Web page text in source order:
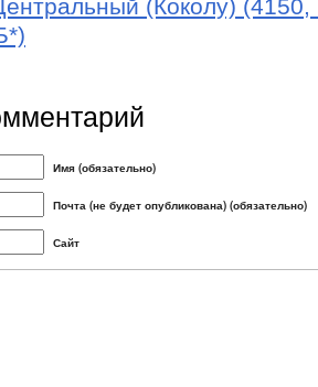
(Коколу)
Имя (обязательно)
Почта (не будет опубликована) (обязательно)
Сайт